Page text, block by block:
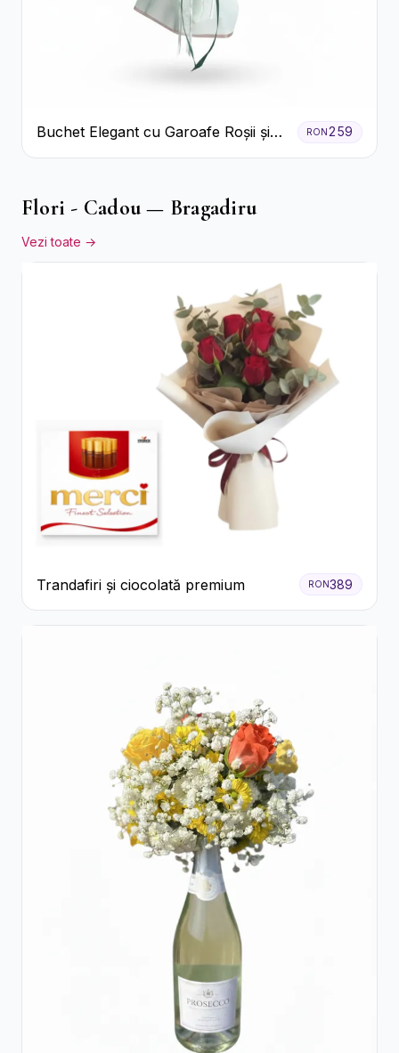
Buchet Elegant cu Garoafe Roșii și
Floarea Miresei
RON259
Flori - Cadou — Bragadiru
Vezi toate →
Trandafiri și ciocolată premium RON389